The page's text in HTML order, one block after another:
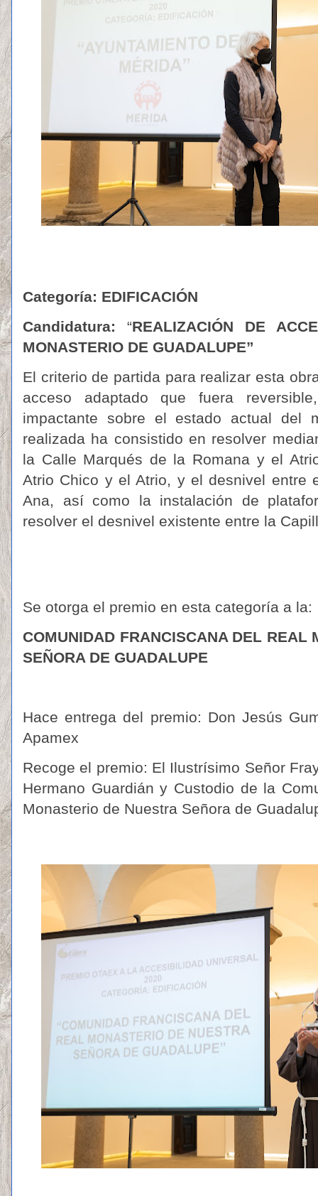
Categoría: EDIFICACIÓN
Candidatura: “REALIZACIÓN DE
MONASTERIO DE GUADALUPE”
El criterio de partida para realizar esta
acceso adaptado que fuera
impactante sobre el estado actual del
realizada ha consistido en resolver
la Calle Marqués de la Romana y el
Atrio Chico y el Atrio, y el desnivel entre
Ana, así como la instalación de
resolver el desnivel existente entre la
Se otorga el premio en esta categoría a la:
COMUNIDAD FRANCISCANA DEL REAL
SEÑORA DE GUADALUPE
Hace entrega del premio: Don Jesús
Apamex
Recoge el premio: El Ilustrísimo Señor
Hermano Guardián y Custodio de la
Monasterio de Nuestra Señora de